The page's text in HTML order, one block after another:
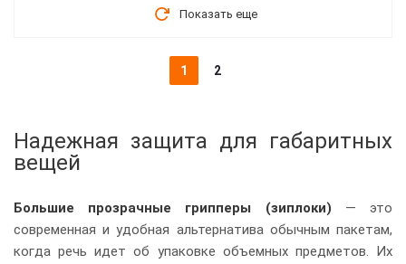
Показать еще
1 2
Надежная защита для габаритных
вещей
Большие прозрачные грипперы (зиплоки) — это
современная и удобная альтернатива обычным пакетам,
когда речь идет об упаковке объемных предметов. Их